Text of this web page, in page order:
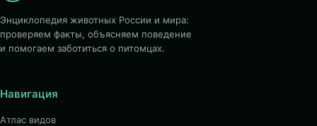
Энциклопедия животных России и мира:
проверяем факты, объясняем поведение
и помогаем заботиться о питомцах.
Навигация
Атлас видов